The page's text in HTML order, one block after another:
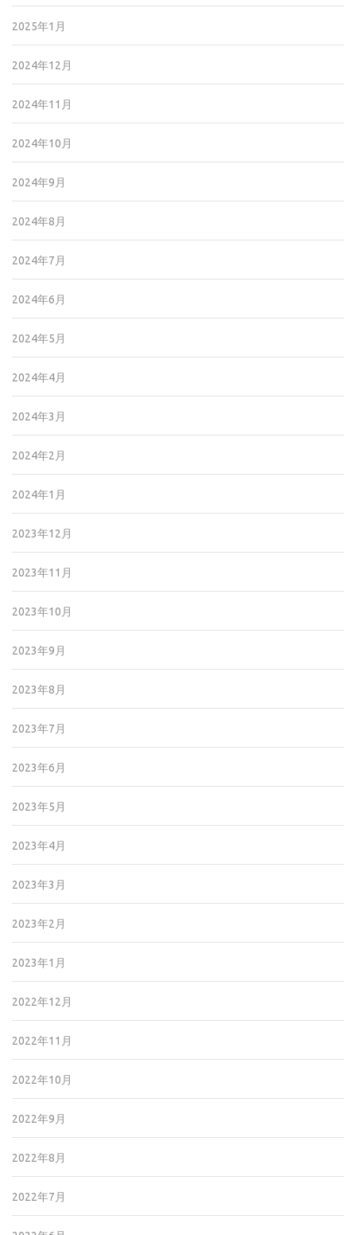
2025年1月
2024年12月
2024年11月
2024年10月
2024年9月
2024年8月
2024年7月
2024年6月
2024年5月
2024年4月
2024年3月
2024年2月
2024年1月
2023年12月
2023年11月
2023年10月
2023年9月
2023年8月
2023年7月
2023年6月
2023年5月
2023年4月
2023年3月
2023年2月
2023年1月
2022年12月
2022年11月
2022年10月
2022年9月
2022年8月
2022年7月